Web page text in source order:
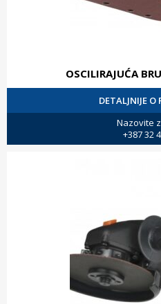
OSCILIRAJUĆA
DETALJNIJE O
Nazovite
+387 32